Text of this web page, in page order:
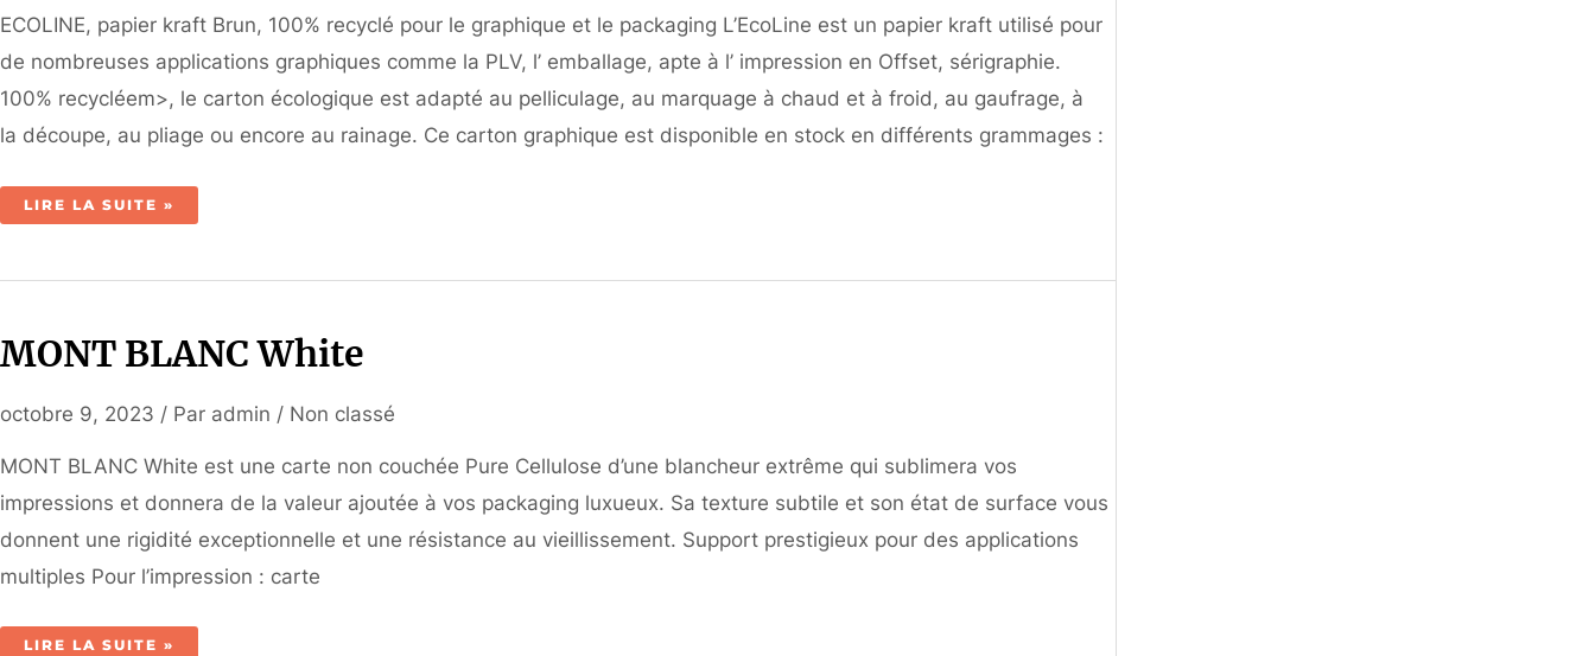
ECOLINE, papier kraft Brun, 100% recyclé pour le graphique et le packaging L’EcoLine est un papier kraft utilisé pour
de nombreuses applications graphiques comme la PLV, l’ emballage, apte à l’ impression en Offset, sérigraphie.
100% recycléem>, le carton écologique est adapté au pelliculage, au marquage à chaud et à froid, au gaufrage, à
la découpe, au pliage ou encore au rainage. Ce carton graphique est disponible en stock en différents grammages :
LA
TENDANCE
!!
LIRE LA SUITE »
MONT BLANC White
octobre 9, 2023 / Par admin / Non classé
MONT BLANC White est une carte non couchée Pure Cellulose d’une blancheur extrême qui sublimera vos
impressions et donnera de la valeur ajoutée à vos packaging luxueux. Sa texture subtile et son état de surface vous
donnent une rigidité exceptionnelle et une résistance au vieillissement. Support prestigieux pour des applications
multiples Pour l’impression : carte
MONT
LIRE LA SUITE »